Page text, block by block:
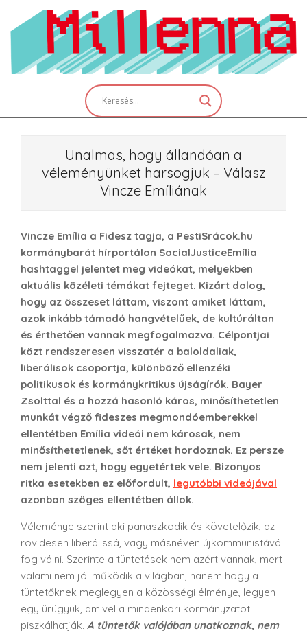
content
Unalmas, hogy állandóan a
véleményünket harsogjuk – Válasz
Vincze Emíliának
Vincze Emília a Fidesz tagja, a PestiSrácok.hu
kormánybarát hírportálon SocialJusticeEmília
hashtaggel jelentet meg videókat, melyekben
aktuális közéleti témákat fejteget. Kizárt dolog,
hogy az összeset láttam, viszont amiket láttam,
azok inkább támadó hangvételűek, de kultúráltan
és érthetően vannak megfogalmazva. Célpontjai
közt rendszeresen visszatér a baloldaliak,
liberálisok csoportja, különböző ellenzéki
politikusok és kormánykritikus újságírók. Bayer
Zsolttal és a hozzá hasonló káros, minősíthetetlen
munkát végző fideszes megmondóemberekkel
ellentétben Emília videói nem károsak, nem
minősíthetetlenek, sőt értéket hordoznak. Ez persze
nem jelenti azt, hogy egyetértek vele. Bizonyos
ritka esetekben ez előfordult, legutóbbi videójával
azonban szöges ellentétben állok.
Véleménye szerint aki panaszkodik és követelőzik, az
rövidesen liberálissá, vagy másnéven újkommunistává
fog válni. Szerinte a tüntetések nem azért vannak, mert
valami nem jól működik a világban, hanem hogy a
tüntetőknek meglegyen a közösségi élménye, legyen
egy ürügyük, amivel a mindenkori kormányzatot
piszkálhatják. A tüntetők valójában unatkoznak, nem